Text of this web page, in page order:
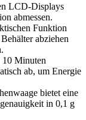
LCD-Displays
abmessen.
Funktion
abziehen
10 Minuten
ab, um Energie
bietet eine
in 0,1 g